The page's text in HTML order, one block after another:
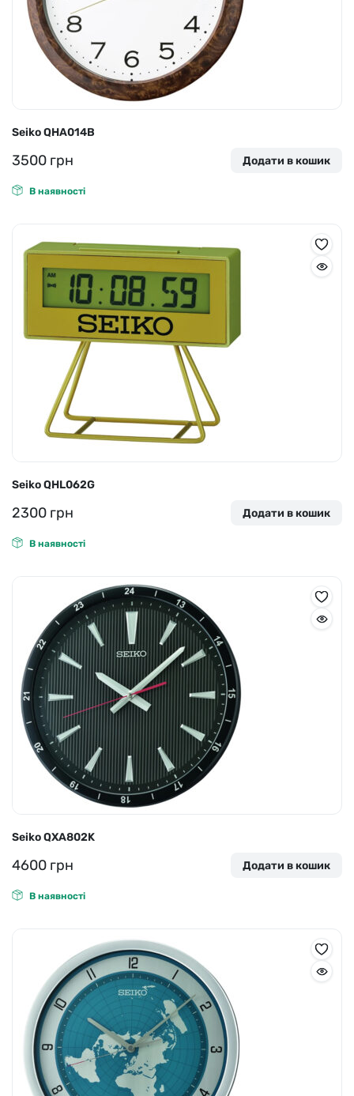
Seiko QHA014B
3500 грн Додати в кошик
В наявності
Seiko QHL062G
2300 грн Додати в кошик
В наявності
Seiko QXA802K
4600 грн Додати в кошик
В наявності